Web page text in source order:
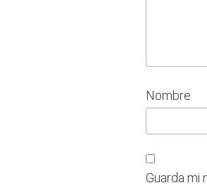
Nombre
Guarda mi